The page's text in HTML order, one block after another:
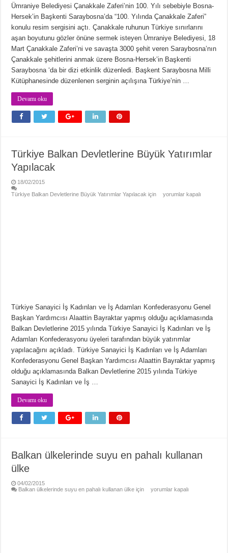
Ümraniye Belediyesi Çanakkale Zaferi’nin 100. Yılı sebebiyle Bosna-
Hersek’in Başkenti Saraybosna’da “100. Yılında Çanakkale Zaferi”
konulu resim sergisini açtı. Çanakkale ruhunun Türkiye sınırlarını
aşan boyutunu gözler önüne sermek isteyen Ümraniye Belediyesi, 18
Mart Çanakkale Zaferi’ni ve savaşta 3000 şehit veren Saraybosna’nın
Çanakkale şehitlerini anmak üzere Bosna-Hersek’in Başkenti
Saraybosna ‘da bir dizi etkinlik düzenledi. Başkent Saraybosna Milli
Kütüphanesinde düzenlenen serginin açılışına Türkiye’nin …
Devamı oku
Türkiye Balkan Devletlerine Büyük Yatırımlar
Yapılacak
18/02/2015
Türkiye Balkan Devletlerine Büyük Yatırımlar Yapılacak için
yorumlar kapalı
Türkiye Sanayici İş Kadınları ve İş Adamları Konfederasyonu Genel
Başkan Yardımcısı Alaattin Bayraktar yapmış olduğu açıklamasında
Balkan Devletlerine 2015 yılında Türkiye Sanayici İş Kadınları ve İş
Adamları Konfederasyonu üyeleri tarafından büyük yatırımlar
yapılacağını açıkladı. Türkiye Sanayici İş Kadınları ve İş Adamları
Konfederasyonu Genel Başkan Yardımcısı Alaattin Bayraktar yapmış
olduğu açıklamasında Balkan Devletlerine 2015 yılında Türkiye
Sanayici İş Kadınları ve İş …
Devamı oku
Balkan ülkelerinde suyu en pahalı kullanan
ülke
04/02/2015
Balkan ülkelerinde suyu en pahalı kullanan ülke için
yorumlar kapalı